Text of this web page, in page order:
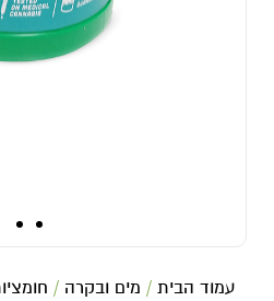
עמוד הבית / מים ובקרה /